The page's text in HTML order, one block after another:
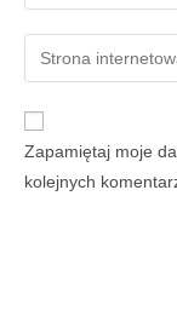
Zapamiętaj moje
kolejnych